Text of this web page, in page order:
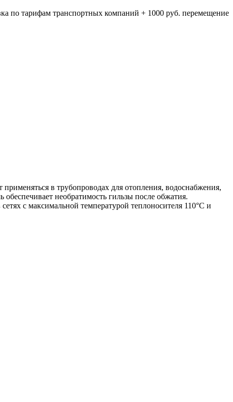
по тарифам транспортных компаний + 1000 руб. перемещение
в трубопроводах для отопления, водоснабжения,
необратимость гильзы после обжатия.
с максимальной температурой теплоносителя 110°C и